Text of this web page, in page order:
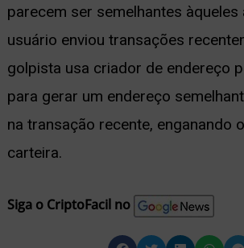
parecem ser semelhantes àqueles
usuário enviou transações
golpista usa criador de endereço
para gerar um endereço
na transação recente, enganando
carteira.
Siga o CriptoFacil no